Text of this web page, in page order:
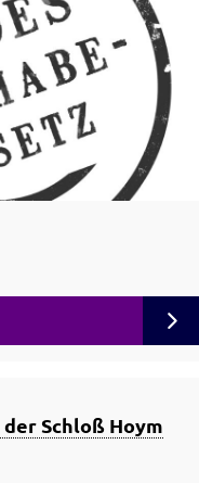
Schloß Hoym